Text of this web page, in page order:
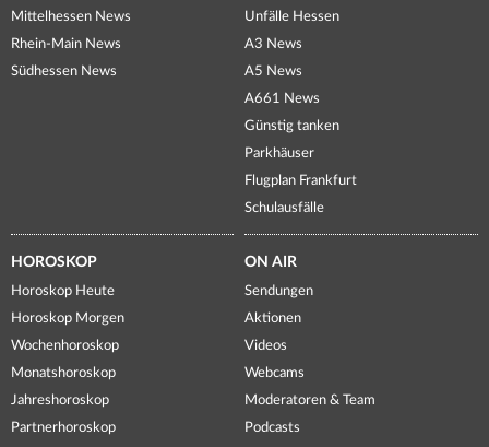
Mittelhessen News
Rhein-Main News
Südhessen News
Unfälle Hessen
A3 News
A5 News
A661 News
Günstig tanken
Parkhäuser
Flugplan Frankfurt
Schulausfälle
HOROSKOP
Horoskop Heute
Horoskop Morgen
Wochenhoroskop
Monatshoroskop
Jahreshoroskop
Partnerhoroskop
ON AIR
Sendungen
Aktionen
Videos
Webcams
Moderatoren & Team
Podcasts